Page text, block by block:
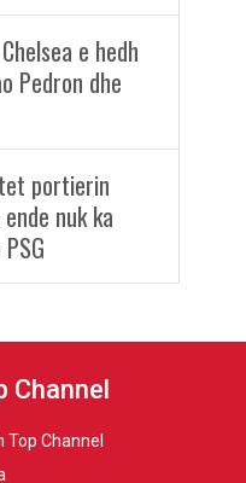
e hedh
Pedron dhe
portierin
nuk ka
Channel
Top Channel